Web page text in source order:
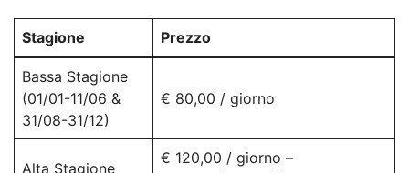
Stagione Prezzo
Bassa Stagione
(01/01-11/06 &
31/08-31/12)
€ 80,00 / giorno
Alta Stagione
€ 120,00 / giorno –